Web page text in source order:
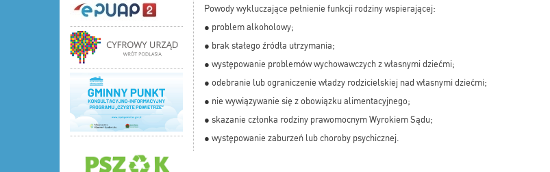
Powody wykluczające pełnienie funkcji rodziny wspierającej:
● problem alkoholowy;
● brak stałego źródła utrzymania;
● występowanie problemów wychowawczych z własnymi dziećmi;
● odebranie lub ograniczenie władzy rodzicielskiej nad własnymi dziećmi;
● nie wywiązywanie się z obowiązku alimentacyjnego;
● skazanie członka rodziny prawomocnym Wyrokiem Sądu;
● występowanie zaburzeń lub choroby psychicznej.